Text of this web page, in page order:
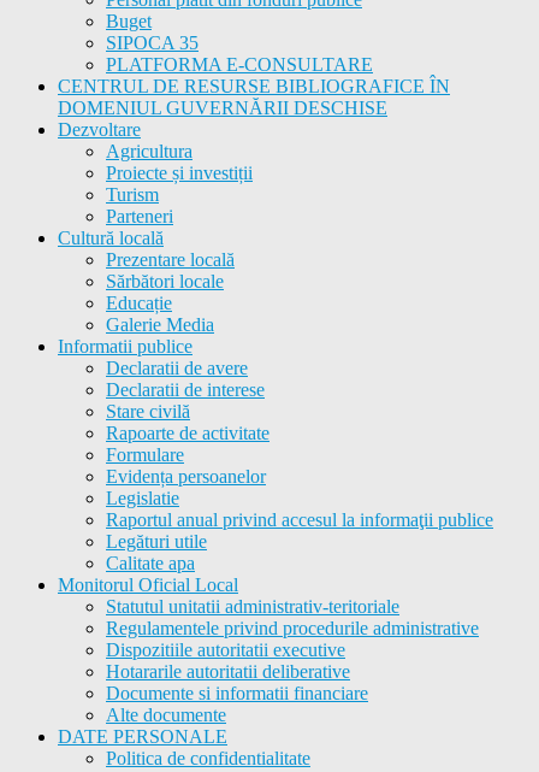
Buget
SIPOCA 35
PLATFORMA E-CONSULTARE
CENTRUL DE RESURSE BIBLIOGRAFICE ÎN
DOMENIUL GUVERNĂRII DESCHISE
Dezvoltare
Agricultura
Proiecte și investiții
Turism
Parteneri
Cultură locală
Prezentare locală
Sărbători locale
Educație
Galerie Media
Informatii publice
Declaratii de avere
Declaratii de interese
Stare civilă
Rapoarte de activitate
Formulare
Evidența persoanelor
Legislatie
Raportul anual privind accesul la informaţii publice
Legături utile
Calitate apa
Monitorul Oficial Local
Statutul unitatii administrativ-teritoriale
Regulamentele privind procedurile administrative
Dispozitiile autoritatii executive
Hotararile autoritatii deliberative
Documente si informatii financiare
Alte documente
DATE PERSONALE
Politica de confidentialitate